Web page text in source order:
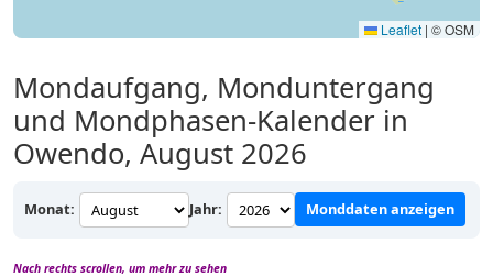
Leaflet | © OSM
Mondaufgang, Monduntergang
und Mondphasen-Kalender in
Owendo, August 2026
Monat: Jahr: Monddaten anzeigen
Nach rechts scrollen, um mehr zu sehen